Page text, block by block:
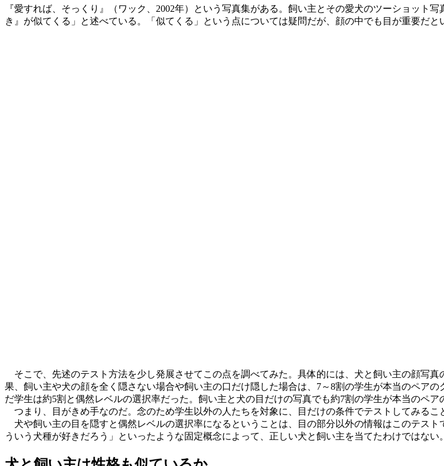
『愛すれば、そっくり』（ワック、2002年）という写真集がある。飼い主とその愛犬のツーショット
き』が似てくる」と述べている。「似てくる」という点については疑問だが、顔の中でも目が重要だと
そこで、先述のテスト方法を少し発展させてこの点を調べてみた。具体的には、犬と飼い主の顔写真
果、飼い主や犬の顔を全く隠さない場合や飼い主の口だけ隠した場合は、7～8割の学生が本当のペア
だ学生は約5割と偶然レベルの選択率だった。飼い主と犬の目だけの写真でも約7割の学生が本当のペア
つまり、目がきめ手なのだ。念のため学生以外の人たちを対象に、目だけの条件でテストしてみるこ
犬や飼い主の目を隠すと偶然レベルの選択率になるということは、目の部分以外の情報はこのテス
ういう犬種が好きだろう」といったような固定概念によって、正しい犬と飼い主を当てたわけではない。